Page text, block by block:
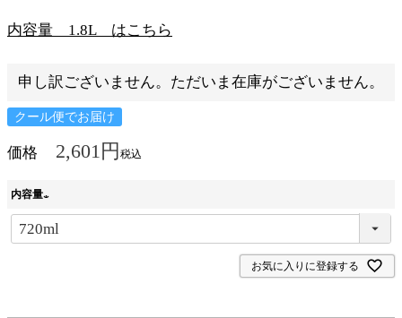
内容量 1.8L はこちら
申し訳ございません。ただいま在庫がございません。
クール便でお届け
価格 2,601 税込
内容量
必
お気に入りに登録する